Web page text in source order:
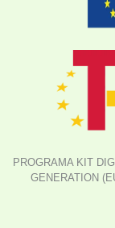
PROGRAMA KIT
GENERATION